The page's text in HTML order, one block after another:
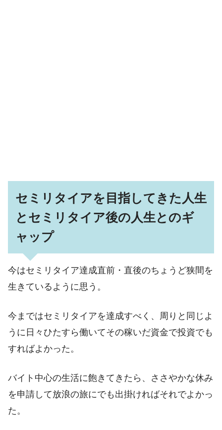
セミリタイアを目指してきた人生
とセミリタイア後の人生とのギ
ャップ
今はセミリタイア達成直前・直後のちょうど狭間を
生きているように思う。
今まではセミリタイアを達成すべく、周りと同じよ
うに日々ひたすら働いてその稼いだ資金で投資でも
すればよかった。
バイト中心の生活に飽きてきたら、ささやかな休み
を申請して放浪の旅にでも出掛ければそれでよかっ
た。